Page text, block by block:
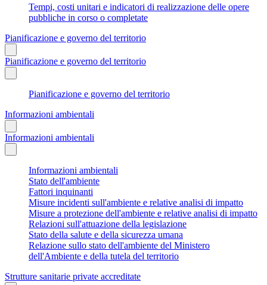
Tempi, costi unitari e indicatori di realizzazione delle opere
pubbliche in corso o completate
Pianificazione e governo del territorio
Pianificazione e governo del territorio
Pianificazione e governo del territorio
Informazioni ambientali
Informazioni ambientali
Informazioni ambientali
Stato dell'ambiente
Fattori inquinanti
Misure incidenti sull'ambiente e relative analisi di impatto
Misure a protezione dell'ambiente e relative analisi di impatto
Relazioni sull'attuazione della legislazione
Stato della salute e della sicurezza umana
Relazione sullo stato dell'ambiente del Ministero
dell'Ambiente e della tutela del territorio
Strutture sanitarie private accreditate